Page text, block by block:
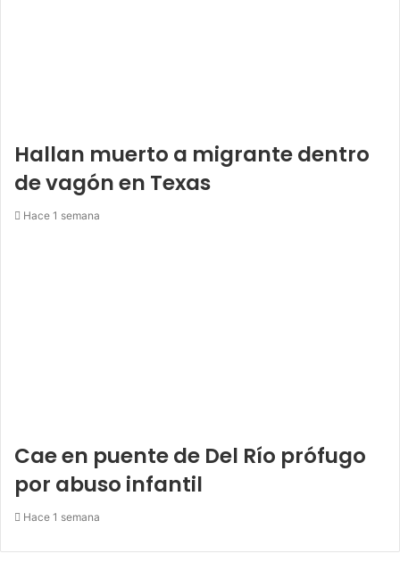
Hallan muerto a migrante dentro
de vagón en Texas
Hace 1 semana
Cae en puente de Del Río prófugo
por abuso infantil
Hace 1 semana